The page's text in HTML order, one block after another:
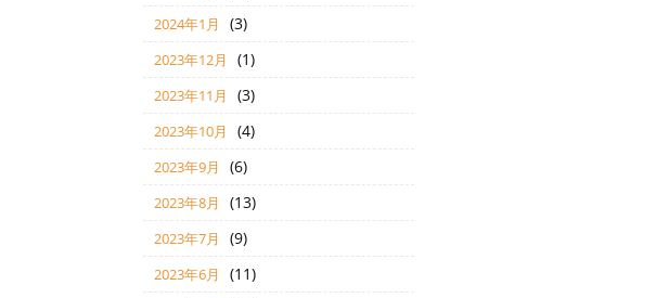
2024年1月 (3)
2023年12月 (1)
2023年11月 (3)
2023年10月 (4)
2023年9月 (6)
2023年8月 (13)
2023年7月 (9)
2023年6月 (11)